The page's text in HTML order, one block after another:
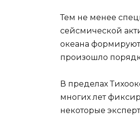
Тем не менее
сейсмической
океана
произошло
В пределах
многих лет
некоторые